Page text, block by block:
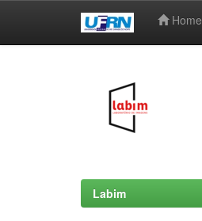
Home
Labim